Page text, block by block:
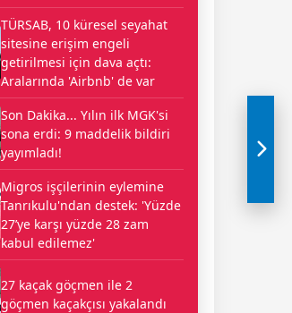
TÜRSAB, 10 küresel seyahat
sitesine erişim engeli
getirilmesi için dava açtı:
Aralarında 'Airbnb' de var
Son Dakika... Yılın ilk MGK'si
sona erdi: 9 maddelik bildiri
yayımladı!
Migros işçilerinin eylemine
Tanrıkulu'ndan destek: 'Yüzde
27’ye karşı yüzde 28 zam
kabul edilemez'
27 kaçak göçmen ile 2
göçmen kaçakçısı yakalandı